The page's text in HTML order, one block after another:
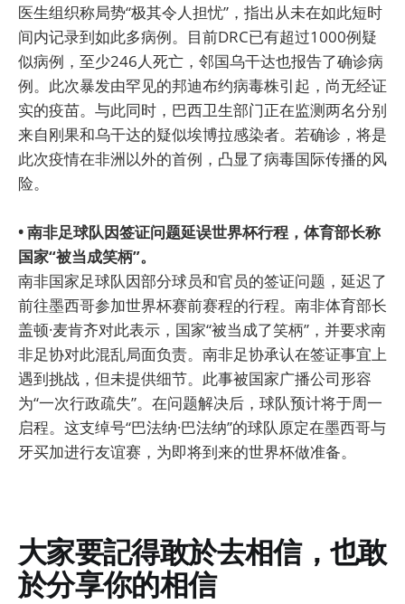
医生组织称局势“极其令人担忧”，指出从未在如此短时
间内记录到如此多病例。目前DRC已有超过1000例疑
似病例，至少246人死亡，邻国乌干达也报告了确诊病
例。此次暴发由罕见的邦迪布约病毒株引起，尚无经证
实的疫苗。与此同时，巴西卫生部门正在监测两名分别
来自刚果和乌干达的疑似埃博拉感染者。若确诊，将是
此次疫情在非洲以外的首例，凸显了病毒国际传播的风
险。
• 南非足球队因签证问题延误世界杯行程，体育部长称
国家“被当成笑柄”。
南非国家足球队因部分球员和官员的签证问题，延迟了
前往墨西哥参加世界杯赛前赛程的行程。南非体育部长
盖顿·麦肯齐对此表示，国家“被当成了笑柄”，并要求南
非足协对此混乱局面负责。南非足协承认在签证事宜上
遇到挑战，但未提供细节。此事被国家广播公司形容
为“一次行政疏失”。在问题解决后，球队预计将于周一
启程。这支绰号“巴法纳·巴法纳”的球队原定在墨西哥与
牙买加进行友谊赛，为即将到来的世界杯做准备。
大家要記得敢於去相信，也敢
於分享你的相信